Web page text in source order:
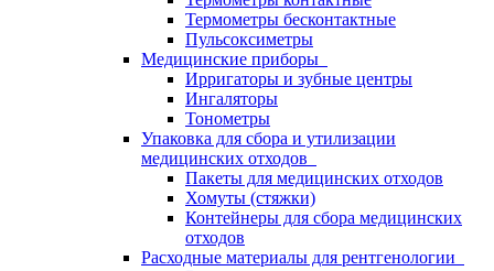
Термометры бесконтактные
Пульсоксиметры
Медицинские приборы
Ирригаторы и зубные центры
Ингаляторы
Тонометры
Упаковка для сбора и утилизации
медицинских отходов
Пакеты для медицинских отходов
Хомуты (стяжки)
Контейнеры для сбора медицинских
отходов
Расходные материалы для рентгенологии